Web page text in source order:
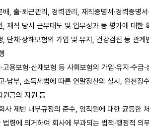
, 출·퇴근관리, 경력관리, 재직증명서·경력증명
, 재직 당시 근무태도 및 업무성과 등 평가에 대한
단체·상해보험의 가입 및 유지, 건강검진 등 관
고용보험·산재보험 등 사회보험의 가입·유지·수
·납부, 소득세법에 따른 연말정산의 실시, 원천
원금의 지원 등
사 제반 내부규정의 준수, 임직원에 대한 균등한
령에 의거하여 회사에 부과되는 법적·행정적 의